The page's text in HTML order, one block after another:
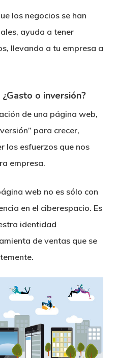
los negocios se han
ayuda a tener
llevando a tu empresa a
o inversión?
de una página web,
para crecer,
los esfuerzos que nos
empresa.
web no es sólo con
en el ciberespacio. Es
identidad
de ventas que se